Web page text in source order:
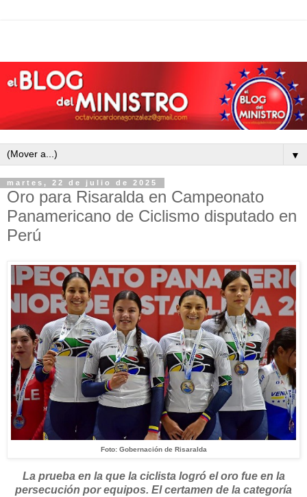
▼
martes, 22 de julio de 2025
Oro para Risaralda en Campeonato
Panamericano de Ciclismo disputado en
Perú
Foto: Gobernación de Risaralda
La prueba en la que la ciclista logró el oro fue en la
persecución por equipos. El certamen de la categoría